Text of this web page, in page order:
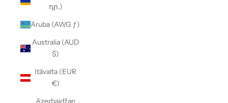
դր.)
Aruba (AWG ƒ)
Australia (AUD
$)
Itävalta (EUR
€)
Azerbaidžan